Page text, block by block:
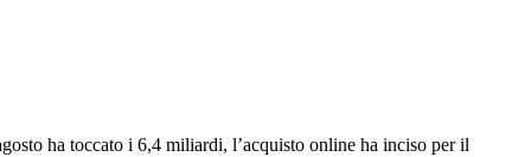
ha toccato i 6,4 miliardi, l’acquisto online ha inciso per il